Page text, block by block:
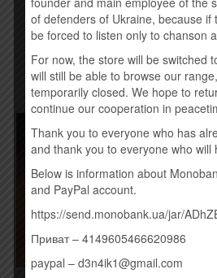
Купить
of defenders of Ukraine, because if
be forced to listen only to chanson
For now, the store will be switched
will still be able to browse our
temporarily closed. We hope to
continue our cooperation in
Thank you to everyone who has
and thank you to everyone who will
Below is information about
and PayPal account.
https://send.monobank.ua/jar/
Приват – 4149605466620986
paypal – d3n4ik1@gmail.com